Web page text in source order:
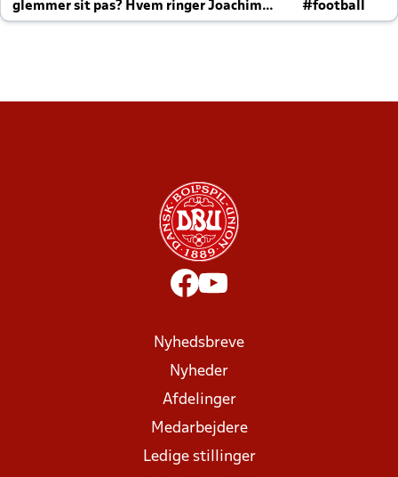
glemmer sit pas? Hvem ringer Joachim
altid til efter kampe?
#football
Nyhedsbreve
Nyheder
Afdelinger
Medarbejdere
Ledige stillinger